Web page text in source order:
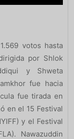
votos hasta
por Shlok
y Shweta
fue hacia
fue tirada en
en el 15 Festival
y el Festival
Nawazuddin